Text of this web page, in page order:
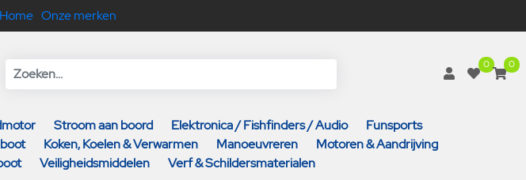
Home Onze merken
0 0
Stroom aan boord Elektronica / Fishfinders / Audio
Funsports
Koken, Koelen & Verwarmen Manoeuvreren
Motoren & Aandrijving
Veiligheidsmiddelen Verf & Schildersmaterialen